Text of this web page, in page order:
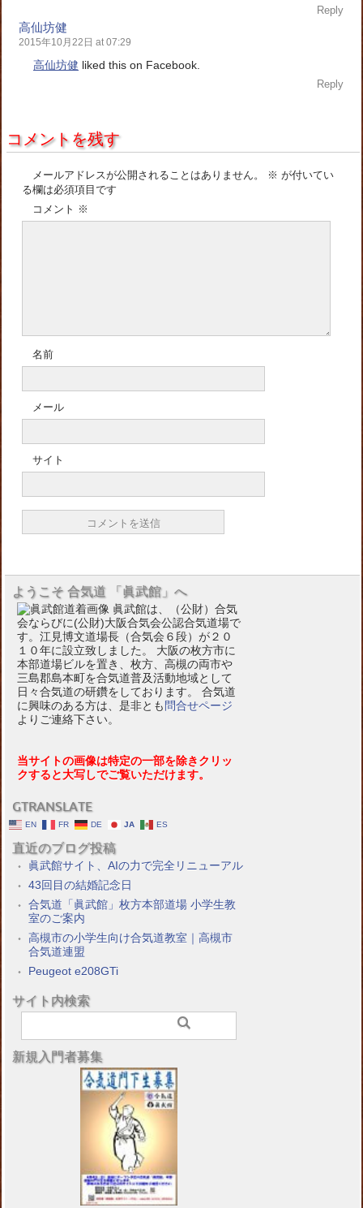
Reply
高仙坊健
2015年10月22日 at 07:29
高仙坊健 liked this on Facebook.
Reply
コメントを残す
メールアドレスが公開されることはありません。 ※ が付いてい
る欄は必須項目です
コメント ※
名前
メール
サイト
ようこそ 合気道 「眞武館」へ
眞武館は、（公財）合気
会ならびに(公財)大阪合気会公認合気道場で
す。江見博文道場長（合気会６段）が２０
１０年に設立致しました。 大阪の枚方市に
本部道場ビルを置き、枚方、高槻の両市や
三島郡島本町を合気道普及活動地域として
日々合気道の研鑽をしております。 合気道
に興味のある方は、是非とも 問合せページ
よりご連絡下さい。
当サイトの画像は特定の一部を除きクリッ
クすると大写しでご覧いただけます。
GTRANSLATE
EN FR DE JA ES
直近のブログ投稿
眞武館サイト、AIの力で完全リニューアル
43回目の結婚記念日
合気道「眞武館」枚方本部道場 小学生教
室のご案内
高槻市の小学生向け合気道教室｜高槻市
合気道連盟
Peugeot e208GTi
サイト内検索
新規入門者募集